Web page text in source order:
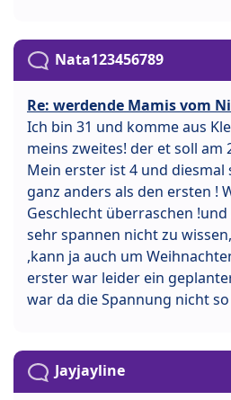
Nata123456789
Re: werdende Mamis vom
Ich bin 31 und komme aus
meins zweites! der et soll am
Mein erster ist 4 und
ganz anders als den ersten !
Geschlecht überraschen
sehr spannen nicht zu
,kann ja auch um
erster war leider ein
war da die Spannung nicht
Jayjayline